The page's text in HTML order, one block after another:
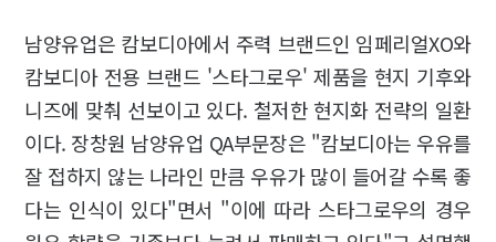
남양유업은 캄보디아에서 주력 브랜드인 임페리얼XO와
캄보디아 전용 브랜드 '스타그로우' 제품을 현지 기후와
니즈에 맞춰 선보이고 있다. 철저한 현지화 전략의 일환
이다. 장창원 남양유업 QA부문장은 "캄보디아는 우유를
잘 접하지 않는 나라인 만큼 우유가 많이 들어갈 수록 좋
다는 인식이 있다"면서 "이에 따라 스타그로우의 경우